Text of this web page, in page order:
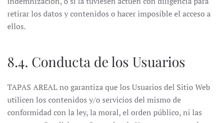
retirar los datos y contenidos o hacer imposible el acceso a
ellos.
8.4. Conducta de los Usuarios
TAPAS AREAL no garantiza que los Usuarios del Sitio Web
utilicen los contenidos y/o servicios del mismo de
conformidad con la ley, la moral, el orden público, ni las